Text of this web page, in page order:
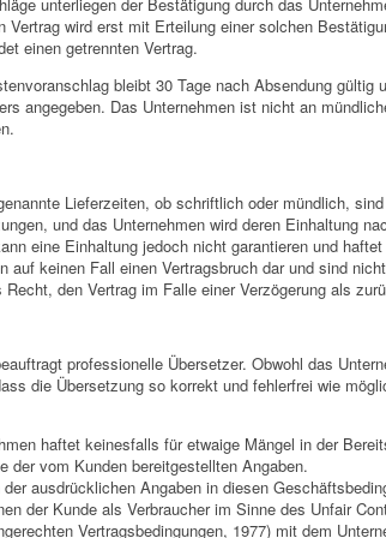
Vertrag wird erst mit Erteilung einer solchen
einen getrennten Vertrag.
bleibt 30 Tage nach Absendung gültig
angegeben. Das Unternehmen ist nicht an
Lieferzeiten, ob schriftlich oder mündlich,
und das Unternehmen wird deren Einhaltung
eine Einhaltung jedoch nicht garantieren und
auf keinen Fall einen Vertragsbruch dar und sind
den Vertrag im Falle einer Verzögerung als
professionelle Übersetzer. Obwohl das
die Übersetzung so korrekt und fehlerfrei wie
haftet keinesfalls für etwaige Mängel in der
der vom Kunden bereitgestellten Angaben.
ausdrücklichen Angaben in diesen
der Kunde als Verbraucher im Sinne des Unfair
Vertragsbedingungen, 1977) mit dem